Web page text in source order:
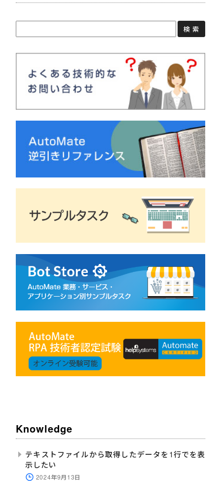
Knowledge
テキストファイルから取得したデータを1行でを表
示したい
2024年9月13日